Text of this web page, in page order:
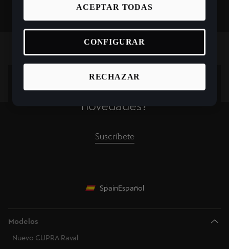
¿Quieres estar informado de las
novedades?
Suscríbete
SpainEspañol
Modelos
Nuevo CUPRA Raval
RECHAZAR
ACEPTAR TODAS
CONFIGURAR